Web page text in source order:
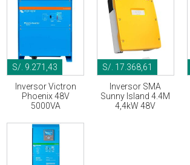
S/. 9.271,43
Inversor Victron
Phoenix 48V
5000VA
S/. 17.368,61
Inversor SMA
Sunny Island 4.4M
4,4kW 48V